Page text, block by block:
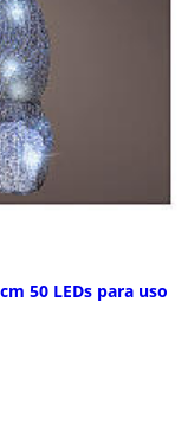
50 LEDs para uso